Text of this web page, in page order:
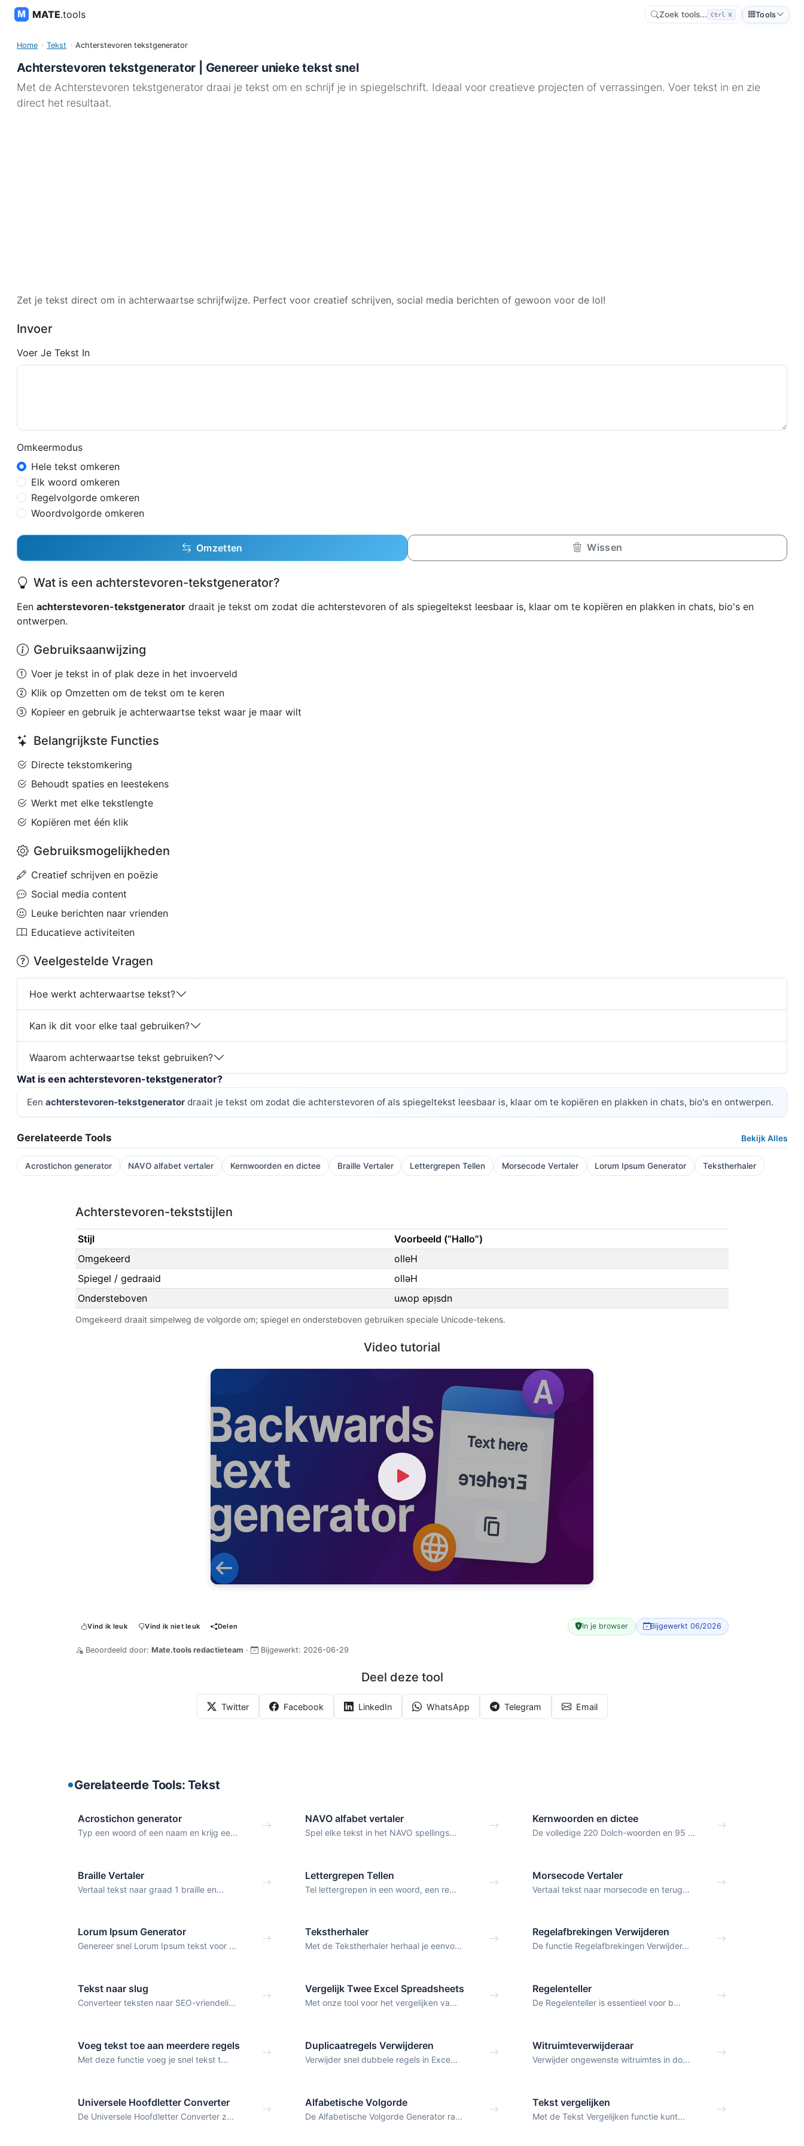
MATE.tools Zoek tools... Ctrl K Tools
Home Tekst Achterstevoren tekstgenerator
Achterstevoren tekstgenerator | Genereer unieke tekst snel
Met de Achterstevoren tekstgenerator draai je tekst om en schrijf je in spiegelschrift. Ideaal voor creatieve projecten of verrassingen. Voer tekst in en zie
direct het resultaat.
Zet je tekst direct om in achterwaartse schrijfwijze. Perfect voor creatief schrijven, social media berichten of gewoon voor de lol!
Invoer
Voer Je Tekst In
Omkeermodus
Hele tekst omkeren
Elk woord omkeren
Regelvolgorde omkeren
Woordvolgorde omkeren
Omzetten Wissen
Wat is een achterstevoren-tekstgenerator?
Een achterstevoren-tekstgenerator draait je tekst om zodat die achterstevoren of als spiegeltekst leesbaar is, klaar om te kopiëren en plakken in chats, bio's en
ontwerpen.
Gebruiksaanwijzing
Voer je tekst in of plak deze in het invoerveld
Klik op Omzetten om de tekst om te keren
Kopieer en gebruik je achterwaartse tekst waar je maar wilt
Belangrijkste Functies
Directe tekstomkering
Behoudt spaties en leestekens
Werkt met elke tekstlengte
Kopiëren met één klik
Gebruiksmogelijkheden
Creatief schrijven en poëzie
Social media content
Leuke berichten naar vrienden
Educatieve activiteiten
Veelgestelde Vragen
Hoe werkt achterwaartse tekst?
Kan ik dit voor elke taal gebruiken?
Waarom achterwaartse tekst gebruiken?
Wat is een achterstevoren-tekstgenerator?
Een achterstevoren-tekstgenerator draait je tekst om zodat die achterstevoren of als spiegeltekst leesbaar is, klaar om te kopiëren en plakken in chats, bio's en ontwerpen.
Gerelateerde Tools Bekijk Alles
Acrostichon generator NAVO alfabet vertaler Kernwoorden en dictee Braille Vertaler Lettergrepen Tellen Morsecode Vertaler Lorum Ipsum Generator Tekstherhaler
Achterstevoren-tekststijlen
Stijl
Voorbeeld (“Hallo”)
Omgekeerd
olleH
Spiegel / gedraaid
ollǝH
Ondersteboven
uʍop ǝpᴉsdn
Omgekeerd draait simpelweg de volgorde om; spiegel en ondersteboven gebruiken speciale Unicode-tekens.
Video tutorial
Watch Video
Vind ik leuk Vind ik niet leuk Delen In je browser Bijgewerkt 06/2026
Beoordeeld door: Mate.tools redactieteam · Bijgewerkt: 2026-06-29
Deel deze tool
Twitter Facebook LinkedIn WhatsApp Telegram Email
Gerelateerde Tools: Tekst
Acrostichon generator
Typ een woord of een naam en krijg ee...
NAVO alfabet vertaler
Spel elke tekst in het NAVO spellings...
Kernwoorden en dictee
De volledige 220 Dolch-woorden en 95 ...
Braille Vertaler
Vertaal tekst naar graad 1 braille en...
Lettergrepen Tellen
Tel lettergrepen in een woord, een re...
Morsecode Vertaler
Vertaal tekst naar morsecode en terug...
Lorum Ipsum Generator
Genereer snel Lorum Ipsum tekst voor ...
Tekstherhaler
Met de Tekstherhaler herhaal je eenvo...
Regelafbrekingen Verwijderen
De functie Regelafbrekingen Verwijder...
Tekst naar slug
Converteer teksten naar SEO-vriendeli...
Vergelijk Twee Excel Spreadsheets
Met onze tool voor het vergelijken va...
Regelenteller
De Regelenteller is essentieel voor b...
Voeg tekst toe aan meerdere regels
Met deze functie voeg je snel tekst t...
Duplicaatregels Verwijderen
Verwijder snel dubbele regels in Exce...
Witruimteverwijderaar
Verwijder ongewenste witruimtes in do...
Universele Hoofdletter Converter
De Universele Hoofdletter Converter z...
Alfabetische Volgorde
De Alfabetische Volgorde Generator ra...
Tekst vergelijken
Met de Tekst Vergelijken functie kunt...